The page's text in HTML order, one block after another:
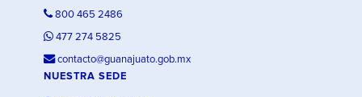
800 465 2486
477 274 5825
contacto@guanajuato.gob.mx
NUESTRA SEDE